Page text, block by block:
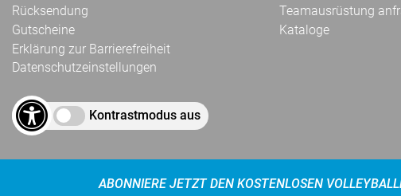
Rücksendung
Gutscheine
Erklärung zur Barrierefreiheit
Datenschutzeinstellungen
Kontrastmodus aus
Teamausrüstung
Kataloge
ABONNIERE JETZT DEN KOSTENLOSEN